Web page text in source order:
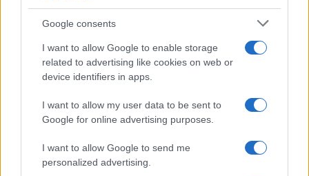
Google consents
I want to allow Google to enable storage
related to advertising like cookies on web or
device identifiers in apps.
I want to allow my user data to be sent to
Google for online advertising purposes.
I want to allow Google to send me
personalized advertising.